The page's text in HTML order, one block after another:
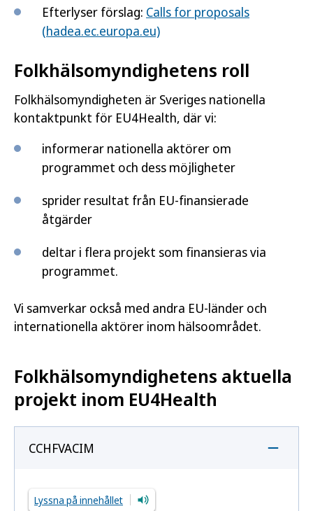
Efterlyser förslag: Calls for proposals
(hadea.ec.europa.eu)
Folkhälsomyndighetens roll
Folkhälsomyndigheten är Sveriges nationella
kontaktpunkt för EU4Health, där vi:
informerar nationella aktörer om
programmet och dess möjligheter
sprider resultat från EU-finansierade
åtgärder
deltar i flera projekt som finansieras via
programmet.
Vi samverkar också med andra EU-länder och
internationella aktörer inom hälsoområdet.
Folkhälsomyndighetens aktuella
projekt inom EU4Health
CCHFVACIM
Lyssna på innehållet